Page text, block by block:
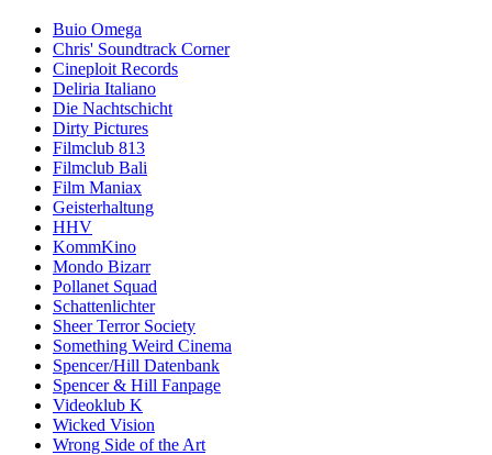
Buio Omega
Chris' Soundtrack Corner
Cineploit Records
Deliria Italiano
Die Nachtschicht
Dirty Pictures
Filmclub 813
Filmclub Bali
Film Maniax
Geisterhaltung
HHV
KommKino
Mondo Bizarr
Pollanet Squad
Schattenlichter
Sheer Terror Society
Something Weird Cinema
Spencer/Hill Datenbank
Spencer & Hill Fanpage
Videoklub K
Wicked Vision
Wrong Side of the Art